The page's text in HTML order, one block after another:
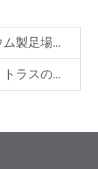
ーの耐久性
スの需要